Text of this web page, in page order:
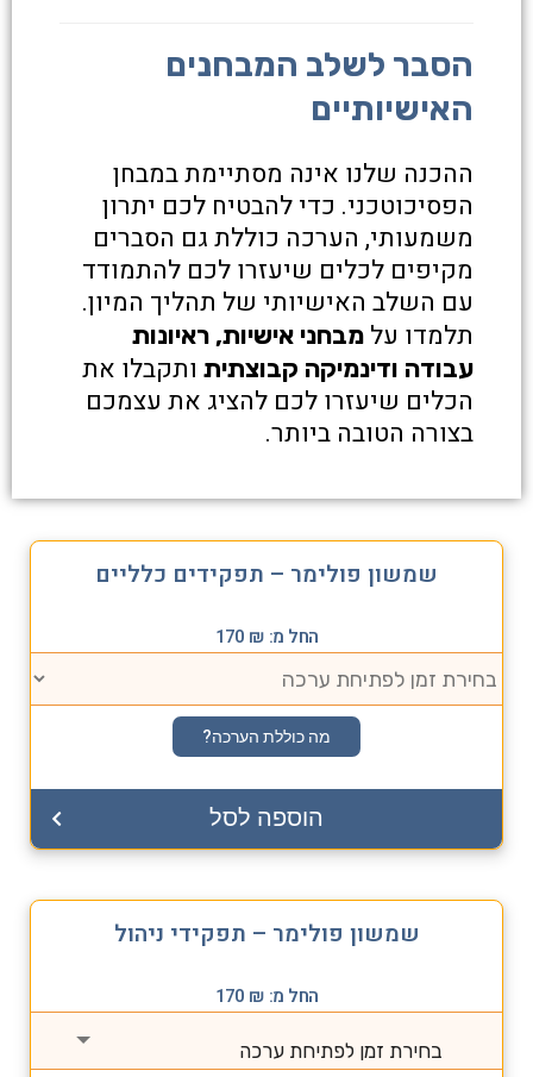
הסבר לשלב המבחנים
האישיותיים
ההכנה שלנו אינה מסתיימת במבחן
הפסיכוטכני. כדי להבטיח לכם יתרון
משמעותי, הערכה כוללת גם הסברים
מקיפים לכלים שיעזרו לכם להתמודד
עם השלב האישיותי של תהליך המיון.
תלמדו על מבחני אישיות, ראיונות
עבודה ודינמיקה קבוצתית ותקבלו את
הכלים שיעזרו לכם להציג את עצמכם
בצורה הטובה ביותר.
שמשון פולימר – תפקידים כלליים
החל מ: 170 ₪
הוספה לסל
מה כוללת הערכה?
שמשון פולימר – תפקידי ניהול
החל מ: 170 ₪
בחירת זמן לפתיחת ערכה